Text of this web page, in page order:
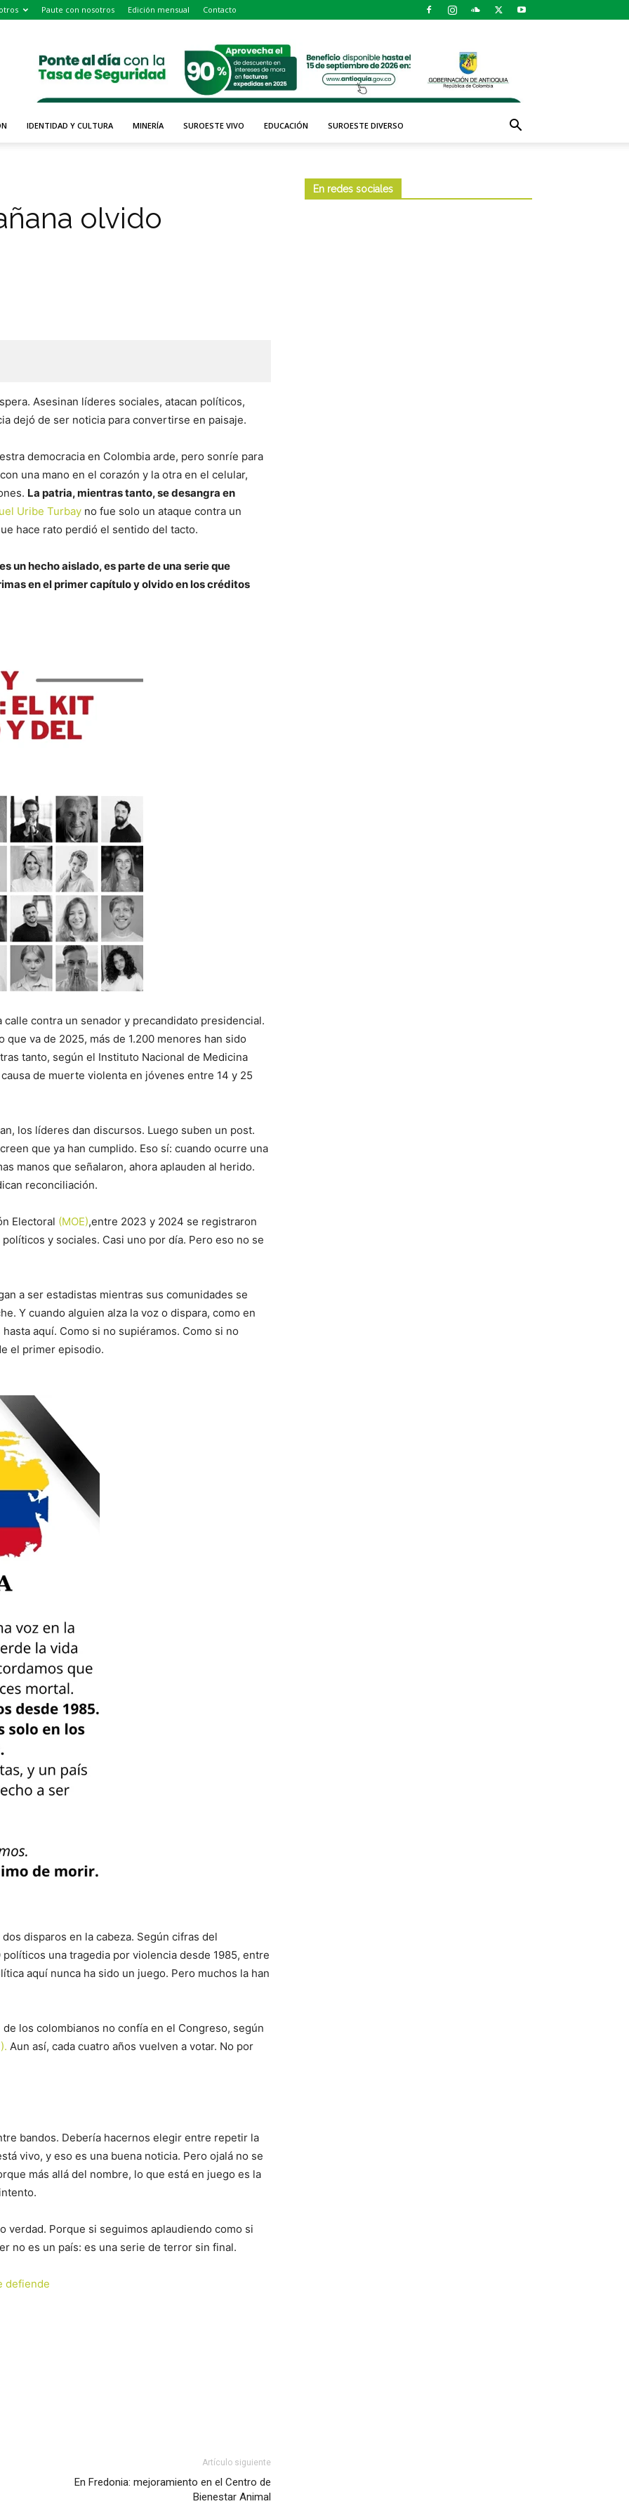
Paute con nosotros Edición mensual Contacto
IDENTIDAD Y CULTURA MINERÍA SUROESTE VIVO EDUCACIÓN SUROESTE DIVERSO
olvido
Asesinan líderes sociales, atacan políticos,
dejó de ser noticia para convertirse en paisaje.
democracia en Colombia arde, pero sonríe para
una mano en el corazón y la otra en el celular,
La patria, mientras tanto, se desangra en
Uribe Turbay no fue solo un ataque contra un
hace rato perdió el sentido del tacto.
un hecho aislado, es parte de una serie que
en el primer capítulo y olvido en los créditos
contra un senador y precandidato presidencial.
va de 2025, más de 1.200 menores han sido
tanto, según el Instituto Nacional de Medicina
de muerte violenta en jóvenes entre 14 y 25
los líderes dan discursos. Luego suben un post.
que ya han cumplido. Eso sí: cuando ocurre una
manos que señalaron, ahora aplauden al herido.
reconciliación.
Electoral (MOE),entre 2023 y 2024 se registraron
y sociales. Casi uno por día. Pero eso no se
a ser estadistas mientras sus comunidades se
Y cuando alguien alza la voz o dispara, como en
aquí. Como si no supiéramos. Como si no
el primer episodio.
disparos en la cabeza. Según cifras del
una tragedia por violencia desde 1985, entre
aquí nunca ha sido un juego. Pero muchos la han
los colombianos no confía en el Congreso, según
Aun así, cada cuatro años vuelven a votar. No por
bandos. Debería hacernos elegir entre repetir la
vivo, y eso es una buena noticia. Pero ojalá no se
más allá del nombre, lo que está en juego es la
verdad. Porque si seguimos aplaudiendo como si
no es un país: es una serie de terror sin final.
defiende
Artículo siguiente
En Fredonia: mejoramiento en el Centro de
Bienestar Animal
En redes sociales